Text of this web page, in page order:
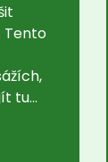
Tento
tu
a